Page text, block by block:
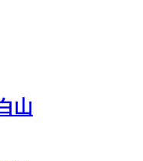
山